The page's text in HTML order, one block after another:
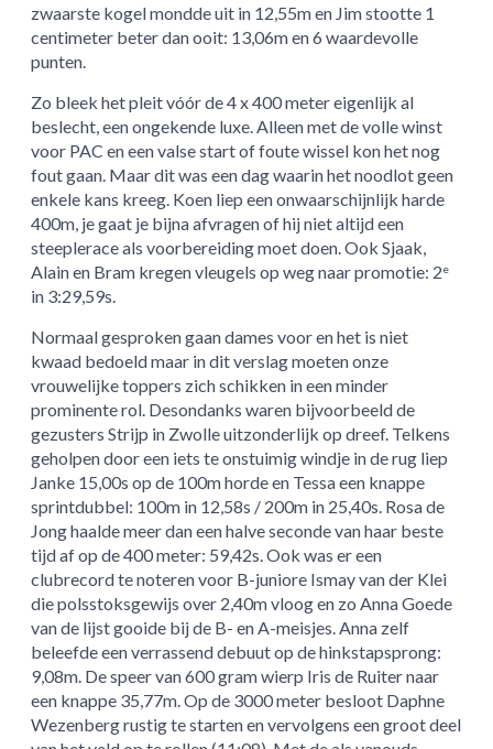
zwaarste kogel mondde uit in 12,55m en Jim stootte 1
centimeter beter dan ooit: 13,06m en 6 waardevolle
punten.
Zo bleek het pleit vóór de 4 x 400 meter eigenlijk al
beslecht, een ongekende luxe. Alleen met de volle winst
voor PAC en een valse start of foute wissel kon het nog
fout gaan. Maar dit was een dag waarin het noodlot geen
enkele kans kreeg. Koen liep een onwaarschijnlijk harde
400m, je gaat je bijna afvragen of hij niet altijd een
steeplerace als voorbereiding moet doen. Ook Sjaak,
Alain en Bram kregen vleugels op weg naar promotie: 2e
in 3:29,59s.
Normaal gesproken gaan dames voor en het is niet
kwaad bedoeld maar in dit verslag moeten onze
vrouwelijke toppers zich schikken in een minder
prominente rol. Desondanks waren bijvoorbeeld de
gezusters Strijp in Zwolle uitzonderlijk op dreef. Telkens
geholpen door een iets te onstuimig windje in de rug liep
Janke 15,00s op de 100m horde en Tessa een knappe
sprintdubbel: 100m in 12,58s / 200m in 25,40s. Rosa de
Jong haalde meer dan een halve seconde van haar beste
tijd af op de 400 meter: 59,42s. Ook was er een
clubrecord te noteren voor B-juniore Ismay van der Klei
die polsstoksgewijs over 2,40m vloog en zo Anna Goede
van de lijst gooide bij de B- en A-meisjes. Anna zelf
beleefde een verrassend debuut op de hinkstapsprong:
9,08m. De speer van 600 gram wierp Iris de Ruiter naar
een knappe 35,77m. Op de 3000 meter besloot Daphne
Wezenberg rustig te starten en vervolgens een groot deel